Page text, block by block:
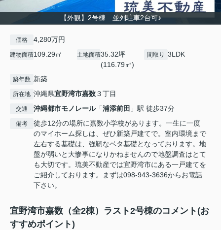
【外観】2号棟 並列駐車2台可♪
価格 4,280万円
建物面積109.29㎡ 土地面積35.32坪
(116.79㎡)
間取り 3LDK
築年数 新築
所在地 沖縄県宜野湾市嘉数３丁目
交通 沖縄都市モノレール「浦添前田 」駅 徒歩37分
備考
徒歩12分の場所に嘉数小学校があります。一生に一度
のマイホーム探しは、ぜひ新築戸建てで。室内環境まで
左右する基礎は、強靭なベタ基礎となっております。地
盤が弱いと大惨事になりかねませんので地盤調査はとて
も大切です。琉美不動産では宜野湾市にある一戸建てを
ご紹介しております。まずは098-943-3636からお電話
下さい。
宜野湾市嘉数（全2棟）ラスト2号棟のコメント(お
すすめポイント)